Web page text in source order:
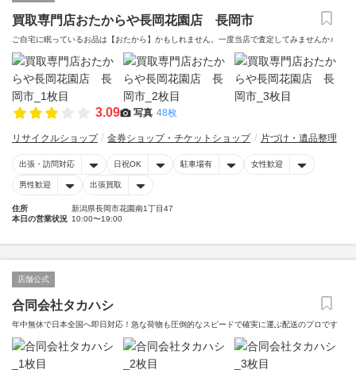
買取専門店おたからや長岡花園店 長岡市
ご自宅に眠っているお品は【おたから】かもしれません。一度当店で査定してみませんか♪
3.09 写真 48枚
リサイクルショップ 金券ショップ・チケットショップ 片づけ・遺品整理
出張・訪問対応 日祝OK 駐車場有 女性歓迎
男性歓迎 出張買取
住所
新潟県長岡市花園南1丁目47
本日の営業状況 10:00〜19:00
店舗公式
合同会社タカハシ
年中無休で日本全国へ即日対応！急な荷物も圧倒的なスピードで確実に運ぶ配送のプロです